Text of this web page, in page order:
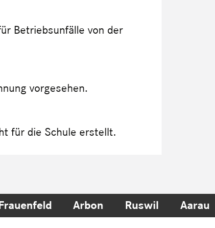
Betriebsunfälle von der
vorgesehen.
für die Schule erstellt.
Arbon Ruswil Aarau